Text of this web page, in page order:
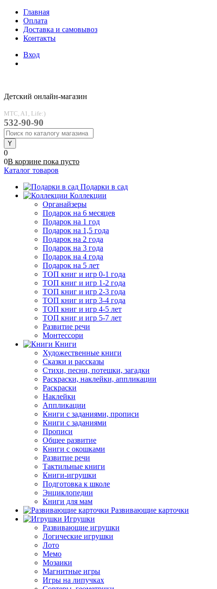
Главная
Оплата
Доставка и самовывоз
Контакты
Вход
Детский онлайн-магазин
MTC, A1, Life:)
532-90-90
0
0В корзине пока пусто
Каталог товаров
Подарки в сад
Коллекции
Органайзеры
Подарок на 6 месяцев
Подарок на 1 год
Подарок на 1,5 года
Подарок на 2 года
Подарок на 3 года
Подарок на 4 года
Подарок на 5 лет
ТОП книг и игр 0-1 года
ТОП книг и игр 1-2 года
ТОП книг и игр 2-3 года
ТОП книг и игр 3-4 года
ТОП книг и игр 4-5 лет
ТОП книг и игр 5-7 лет
Развитие речи
Монтессори
Книги
Художественные книги
Сказки и рассказы
Стихи, песни, потешки, загадки
Раскраски, наклейки, аппликации
Раскраски
Наклейки
Аппликации
Книги с заданиями, прописи
Книги с заданиями
Прописи
Общее развитие
Книги с окошками
Развитие речи
Тактильные книги
Книги-игрушки
Подготовка к школе
Энциклопедии
Книги для мам
Развивающие карточки
Игрушки
Развивающие игрушки
Логические игрушки
Лото
Мемо
Мозаики
Магнитные игры
Игры на липучках